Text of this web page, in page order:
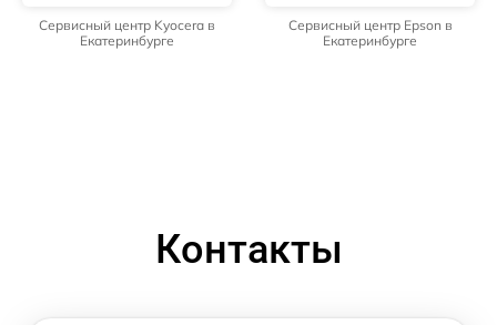
Сервисный центр Kyocera в
Екатеринбурге
Сервисный центр Epson в
Екатеринбурге
Контакты